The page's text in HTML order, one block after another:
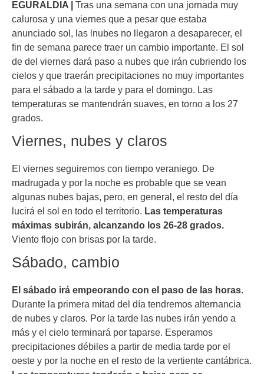
EGURALDIA | Tras una semana con una jornada muy
calurosa y una viernes que a pesar que estaba
anunciado sol, las lnubes no llegaron a desaparecer, el
fin de semana parece traer un cambio importante. El sol
de del viernes dará paso a nubes que irán cubriendo los
cielos y que traerán precipitaciones no muy importantes
para el sábado a la tarde y para el domingo. Las
temperaturas se mantendrán suaves, en torno a los 27
grados.
Viernes, nubes y claros
El viernes seguiremos con tiempo veraniego. De
madrugada y por la noche es probable que se vean
algunas nubes bajas, pero, en general, el resto del día
lucirá el sol en todo el territorio. Las temperaturas
máximas subirán, alcanzando los 26-28 grados.
Viento flojo con brisas por la tarde.
Sábado, cambio
El sábado irá empeorando con el paso de las horas.
Durante la primera mitad del día tendremos alternancia
de nubes y claros. Por la tarde las nubes irán yendo a
más y el cielo terminará por taparse. Esperamos
precipitaciones débiles a partir de media tarde por el
oeste y por la noche en el resto de la vertiente cantábrica.